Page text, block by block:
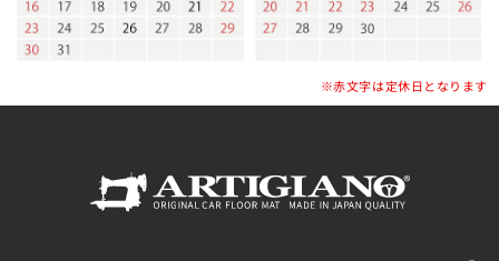
※赤文字は定休日となります